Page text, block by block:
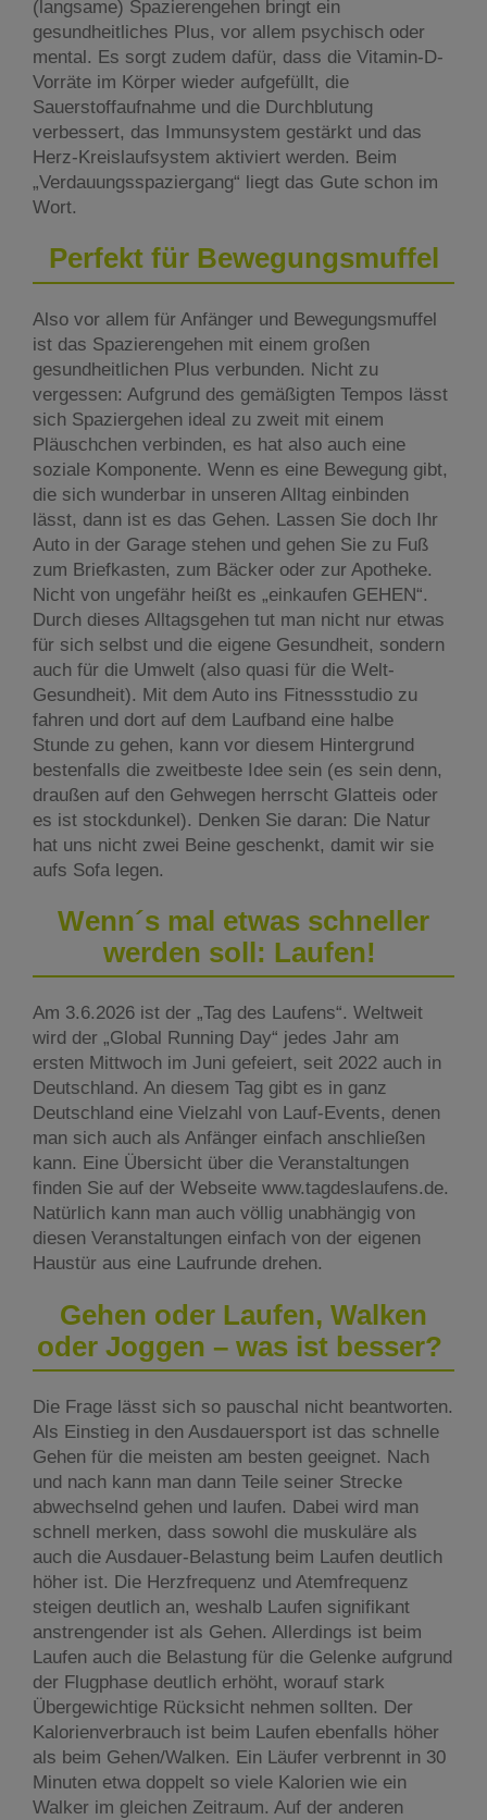
(langsame) Spazierengehen bringt ein
gesundheitliches Plus, vor allem psychisch oder
mental. Es sorgt zudem dafür, dass die Vitamin-D-
Vorräte im Körper wieder aufgefüllt, die
Sauerstoffaufnahme und die Durchblutung
verbessert, das Immunsystem gestärkt und das
Herz-Kreislaufsystem aktiviert werden. Beim
„Verdauungsspaziergang“ liegt das Gute schon im
Wort.
Perfekt für Bewegungsmuffel
Also vor allem für Anfänger und Bewegungsmuffel
ist das Spazierengehen mit einem großen
gesundheitlichen Plus verbunden. Nicht zu
vergessen: Aufgrund des gemäßigten Tempos lässt
sich Spaziergehen ideal zu zweit mit einem
Pläuschchen verbinden, es hat also auch eine
soziale Komponente. Wenn es eine Bewegung gibt,
die sich wunderbar in unseren Alltag einbinden
lässt, dann ist es das Gehen. Lassen Sie doch Ihr
Auto in der Garage stehen und gehen Sie zu Fuß
zum Briefkasten, zum Bäcker oder zur Apotheke.
Nicht von ungefähr heißt es „einkaufen GEHEN“.
Durch dieses Alltagsgehen tut man nicht nur etwas
für sich selbst und die eigene Gesundheit, sondern
auch für die Umwelt (also quasi für die Welt-
Gesundheit). Mit dem Auto ins Fitnessstudio zu
fahren und dort auf dem Laufband eine halbe
Stunde zu gehen, kann vor diesem Hintergrund
bestenfalls die zweitbeste Idee sein (es sein denn,
draußen auf den Gehwegen herrscht Glatteis oder
es ist stockdunkel). Denken Sie daran: Die Natur
hat uns nicht zwei Beine geschenkt, damit wir sie
aufs Sofa legen.
Wenn´s mal etwas schneller
werden soll: Laufen!
Am 3.6.2026 ist der „Tag des Laufens“. Weltweit
wird der „Global Running Day“ jedes Jahr am
ersten Mittwoch im Juni gefeiert, seit 2022 auch in
Deutschland. An diesem Tag gibt es in ganz
Deutschland eine Vielzahl von Lauf-Events, denen
man sich auch als Anfänger einfach anschließen
kann. Eine Übersicht über die Veranstaltungen
finden Sie auf der Webseite www.tagdeslaufens.de.
Natürlich kann man auch völlig unabhängig von
diesen Veranstaltungen einfach von der eigenen
Haustür aus eine Laufrunde drehen.
Gehen oder Laufen, Walken
oder Joggen – was ist besser?
Die Frage lässt sich so pauschal nicht beantworten.
Als Einstieg in den Ausdauersport ist das schnelle
Gehen für die meisten am besten geeignet. Nach
und nach kann man dann Teile seiner Strecke
abwechselnd gehen und laufen. Dabei wird man
schnell merken, dass sowohl die muskuläre als
auch die Ausdauer-Belastung beim Laufen deutlich
höher ist. Die Herzfrequenz und Atemfrequenz
steigen deutlich an, weshalb Laufen signifikant
anstrengender ist als Gehen. Allerdings ist beim
Laufen auch die Belastung für die Gelenke aufgrund
der Flugphase deutlich erhöht, worauf stark
Übergewichtige Rücksicht nehmen sollten. Der
Kalorienverbrauch ist beim Laufen ebenfalls höher
als beim Gehen/Walken. Ein Läufer verbrennt in 30
Minuten etwa doppelt so viele Kalorien wie ein
Walker im gleichen Zeitraum. Auf der anderen